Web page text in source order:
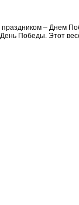
праздником – Днем
Победы. Этот